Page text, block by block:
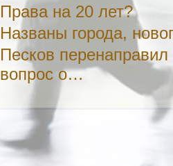
Права на 20 лет?
Названы города,
Песков
вопрос о…